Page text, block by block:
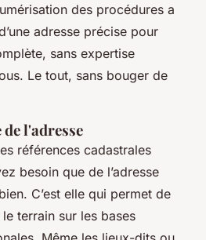
des procédures a
adresse précise pour
sans expertise
Le tout, sans bouger de
l'adresse
références cadastrales
besoin que de l’adresse
C’est elle qui permet de
terrain sur les bases